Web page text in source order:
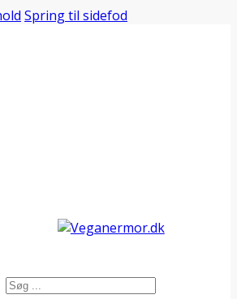
Spring til sidefod
Søg